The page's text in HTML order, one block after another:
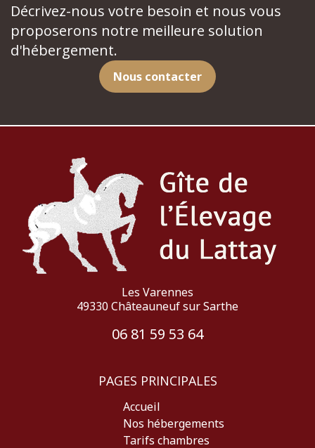
Décrivez-nous votre besoin et nous vous
proposerons notre meilleure solution
d'hébergement.
Nous contacter
Les Varennes
49330 Châteauneuf sur Sarthe
06 81 59 53 64
PAGES PRINCIPALES
Accueil
Nos hébergements
Tarifs chambres